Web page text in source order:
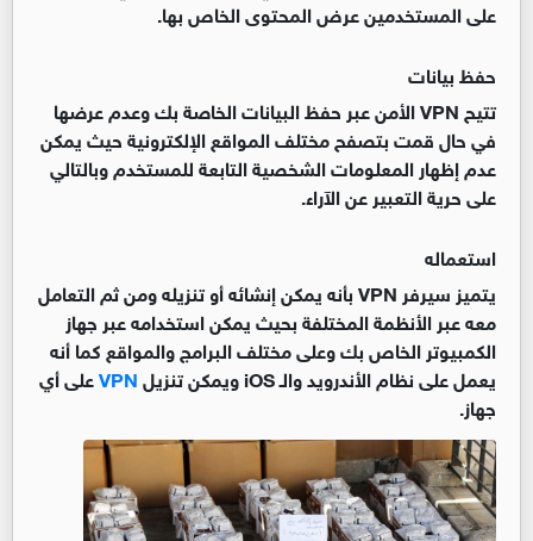
على المستخدمين عرض المحتوى الخاص بها.
حفظ بيانات
تتيح VPN الأمن عبر حفظ البيانات الخاصة بك وعدم عرضها
في حال قمت بتصفح مختلف المواقع الإلكترونية حيث يمكن
عدم إظهار المعلومات الشخصية التابعة للمستخدم وبالتالي
على حرية التعبير عن الآراء.
استعماله
يتميز سيرفر VPN بأنه يمكن إنشائه أو تنزيله ومن ثم التعامل
معه عبر الأنظمة المختلفة بحيث يمكن استخدامه عبر جهاز
الكمبيوتر الخاص بك وعلى مختلف البرامج والمواقع كما أنه
يعمل على نظام الأندرويد والـ iOS ويمكن تنزيل
VPNعلى أي
جهاز.